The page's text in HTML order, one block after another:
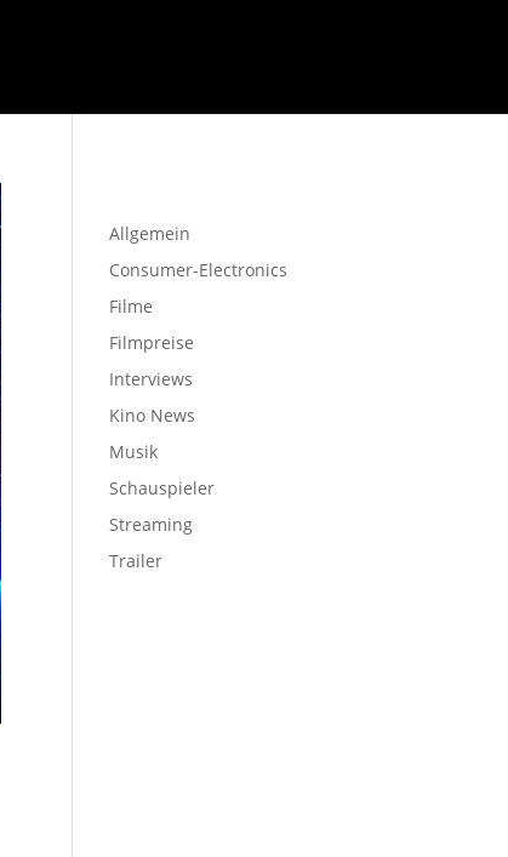
Allgemein
Consumer-Electronics
Filme
Filmpreise
Interviews
Kino News
Musik
Schauspieler
Streaming
Trailer